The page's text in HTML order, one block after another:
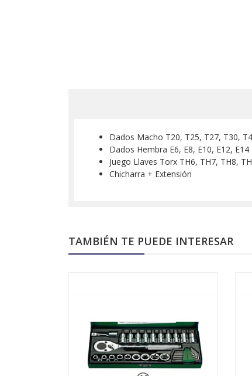
Dados Macho T20, T25, T27, T30,
Dados Hembra E6, E8, E10, E12, E14
Juego Llaves Torx TH6, TH7, TH8,
Chicharra + Extensión
TAMBIÉN TE PUEDE INTERESAR